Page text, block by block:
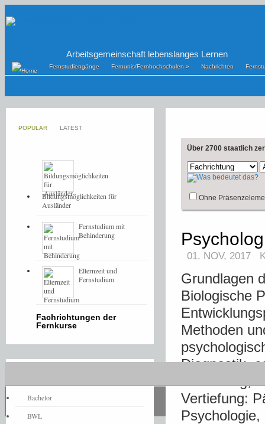
Arbeitsgemeinschaft lebenslanges Lernen
Fernstudiengänge Fernunis/Fernhochschulen » Nachrichten
Über 2700 staatlich
Ohne
01. NOV, 2017
Grundlagen
Biologische
Methoden
Diagnostik,
Vertiefung:
POPULAR LATEST
Bildungsmöglichkeiten für
Ausländer
Fernstudium mit
Behinderung
Elternzeit und
Fernstudium
Fachrichtungen der
Fernkurse
Bachelor
BWL